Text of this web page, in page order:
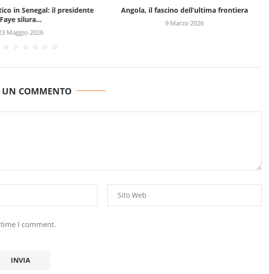
in Senegal: il presidente
Faye silura...
Maggio 2026
Angola, il fascino dell’ultima frontiera
9 Marzo 2026
UN COMMENTO
I comment.